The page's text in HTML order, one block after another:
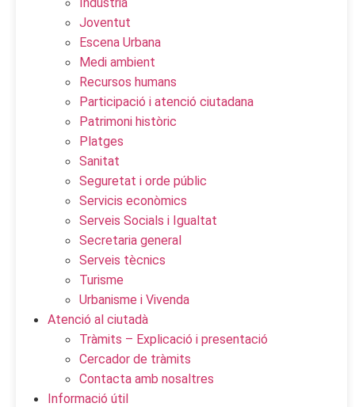
Joventut
Escena Urbana
Medi ambient
Recursos humans
Participació i atenció ciutadana
Patrimoni històric
Platges
Sanitat
Seguretat i orde públic
Servicis econòmics
Serveis Socials i Igualtat
Secretaria general
Serveis tècnics
Turisme
Urbanisme i Vivenda
Atenció al ciutadà
Tràmits – Explicació i presentació
Cercador de tràmits
Contacta amb nosaltres
Informació útil